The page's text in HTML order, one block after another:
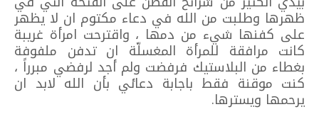
ظهرها وطلبت من الله في دعاء مكتوم ان لا يظهر
على كفنها شيء من دمها ، واقترحت امرأة غريبة
كانت مرافقة للمرأة المغسلّة ان تدفن ملفوفة
بغطاء من البلاستيك فرفضت ولم أجد لرفضي مبرراً ،
كنت موقنة فقط باجابة دعائي بأن الله لابد ان
يرحمها ويسترها.